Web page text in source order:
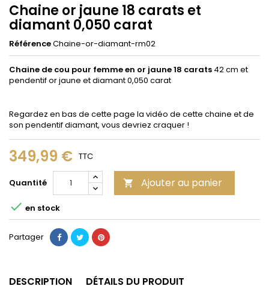
Chaine or jaune 18 carats et
diamant 0,050 carat
RéférenceChaine-or-diamant-rm02
Chaine de cou pour femme en or jaune 18 carats 42 cm et
pendentif or jaune et diamant 0,050 carat
Regardez en bas de cette page la vidéo de cette chaine et de
son pendentif diamant, vous devriez craquer !
349,99 € TTC
Quantité  Ajouter au panier
 en stock
Partager
DESCRIPTION DÉTAILS DU PRODUIT